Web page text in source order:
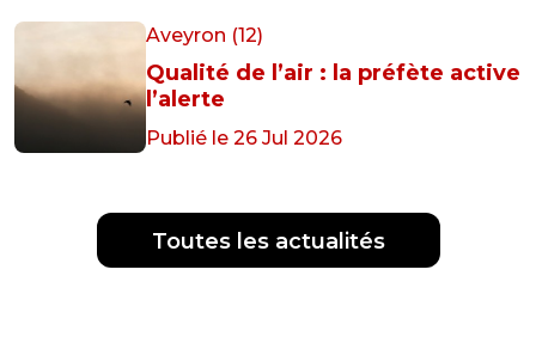
Aveyron (12)
Qualité de l’air : la préfète active
l’alerte
Publié le 26 Jul 2026
Toutes les actualités